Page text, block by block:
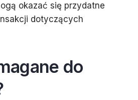
okazać się przydatne
dotyczących
do